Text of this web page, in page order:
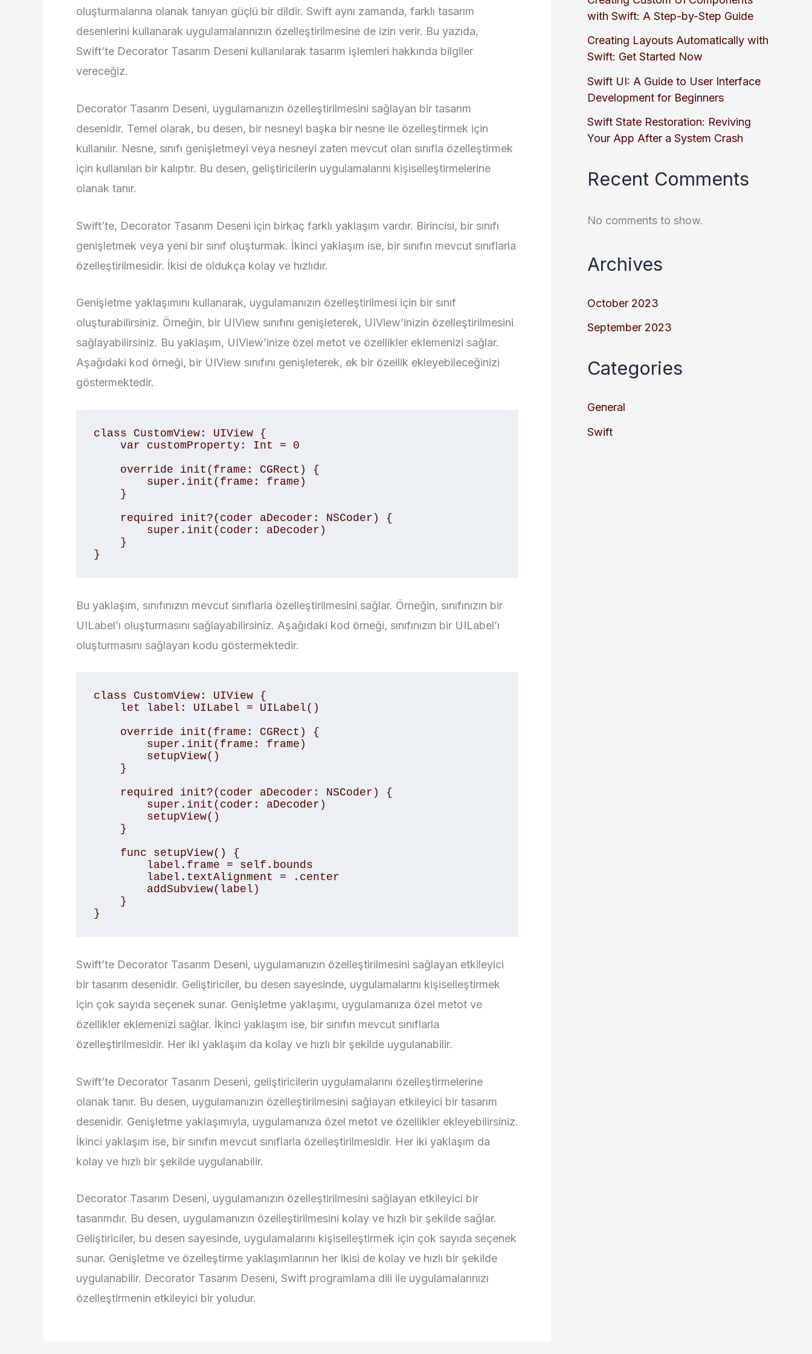
oluşturmalarına olanak tanıyan güçlü bir dildir. Swift aynı zamanda, farklı tasarım
desenlerini kullanarak uygulamalarınızın özelleştirilmesine de izin verir. Bu yazıda,
Swift’te Decorator Tasarım Deseni kullanılarak tasarım işlemleri hakkında bilgiler
vereceğiz.
Decorator Tasarım Deseni, uygulamanızın özelleştirilmesini sağlayan bir tasarım
desenidir. Temel olarak, bu desen, bir nesneyi başka bir nesne ile özelleştirmek için
kullanılır. Nesne, sınıfı genişletmeyi veya nesneyi zaten mevcut olan sınıfla özelleştirmek
için kullanılan bir kalıptır. Bu desen, geliştiricilerin uygulamalarını kişiselleştirmelerine
olanak tanır.
Swift’te, Decorator Tasarım Deseni için birkaç farklı yaklaşım vardır. Birincisi, bir sınıfı
genişletmek veya yeni bir sınıf oluşturmak. İkinci yaklaşım ise, bir sınıfın mevcut sınıflarla
özelleştirilmesidir. İkisi de oldukça kolay ve hızlıdır.
Genişletme yaklaşımını kullanarak, uygulamanızın özelleştirilmesi için bir sınıf
oluşturabilirsiniz. Örneğin, bir UIView sınıfını genişleterek, UIView’inizin özelleştirilmesini
sağlayabilirsiniz. Bu yaklaşım, UIView’inize özel metot ve özellikler eklemenizi sağlar.
Aşağıdaki kod örneği, bir UIView sınıfını genişleterek, ek bir özellik ekleyebileceğinizi
göstermektedir.
class CustomView: UIView {
}
Bu yaklaşım, sınıfınızın mevcut sınıflarla özelleştirilmesini sağlar. Örneğin, sınıfınızın bir
UILabel’ı oluşturmasını sağlayabilirsiniz. Aşağıdaki kod örneği, sınıfınızın bir UILabel’ı
oluşturmasını sağlayan kodu göstermektedir.
class CustomView: UIView {
}
Swift’te Decorator Tasarım Deseni, uygulamanızın özelleştirilmesini sağlayan etkileyici
bir tasarım desenidir. Geliştiriciler, bu desen sayesinde, uygulamalarını kişiselleştirmek
için çok sayıda seçenek sunar. Genişletme yaklaşımı, uygulamanıza özel metot ve
özellikler eklemenizi sağlar. İkinci yaklaşım ise, bir sınıfın mevcut sınıflarla
özelleştirilmesidir. Her iki yaklaşım da kolay ve hızlı bir şekilde uygulanabilir.
Swift’te Decorator Tasarım Deseni, geliştiricilerin uygulamalarını özelleştirmelerine
olanak tanır. Bu desen, uygulamanızın özelleştirilmesini sağlayan etkileyici bir tasarım
desenidir. Genişletme yaklaşımıyla, uygulamanıza özel metot ve özellikler ekleyebilirsiniz.
İkinci yaklaşım ise, bir sınıfın mevcut sınıflarla özelleştirilmesidir. Her iki yaklaşım da
kolay ve hızlı bir şekilde uygulanabilir.
Decorator Tasarım Deseni, uygulamanızın özelleştirilmesini sağlayan etkileyici bir
tasarımdır. Bu desen, uygulamanızın özelleştirilmesini kolay ve hızlı bir şekilde sağlar.
Geliştiriciler, bu desen sayesinde, uygulamalarını kişiselleştirmek için çok sayıda seçenek
sunar. Genişletme ve özelleştirme yaklaşımlarının her ikisi de kolay ve hızlı bir şekilde
uygulanabilir. Decorator Tasarım Deseni, Swift programlama dili ile uygulamalarınızı
özelleştirmenin etkileyici bir yoludur.
with Swift: A Step-by-Step Guide
Creating Layouts Automatically with
Swift: Get Started Now
Swift UI: A Guide to User Interface
Development for Beginners
Swift State Restoration: Reviving
Your App After a System Crash
Recent Comments
No comments to show.
Archives
October 2023
September 2023
Categories
General
Swift